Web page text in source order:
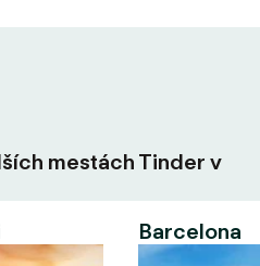
mestách Tinder v
Barcelona